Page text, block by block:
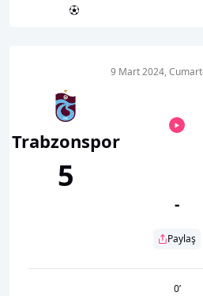
Trabzonspor
5
9 Mart 2024,
-
Paylaş
0’